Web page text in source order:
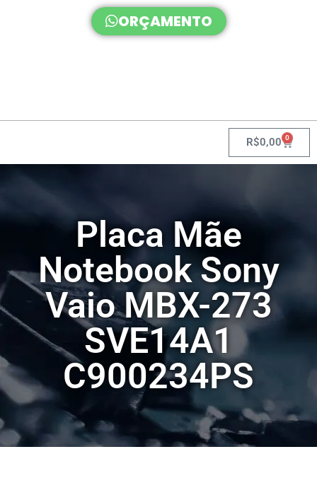
ORÇAMENTO
R$0,00 0
Placa Mãe
Notebook Sony
Vaio MBX-273
SVE14A1
C900234PS